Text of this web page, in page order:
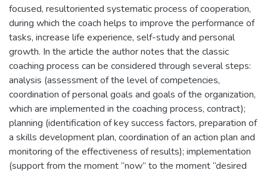
focused, resultoriented systematic process of cooperation,
during which the coach helps to improve the performance of
tasks, increase life experience, self-study and personal
growth. In the article the author notes that the classic
coaching process can be considered through several steps:
analysis (assessment of the level of competencies,
coordination of personal goals and goals of the organization,
which are implemented in the coaching process, contract);
planning (identification of key success factors, preparation of
a skills development plan, coordination of an action plan and
monitoring of the effectiveness of results); implementation
(support from the moment “now” to the moment “desired